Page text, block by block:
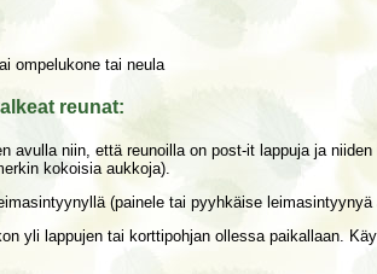
ompelukone tai neula
reunat:
avulla niin, että reunoilla on post-it lappuja ja
kokoisia aukkoja).
(painele tai pyyhkäise leimasintyynyä
yli lappujen tai korttipohjan ollessa paikallaan.